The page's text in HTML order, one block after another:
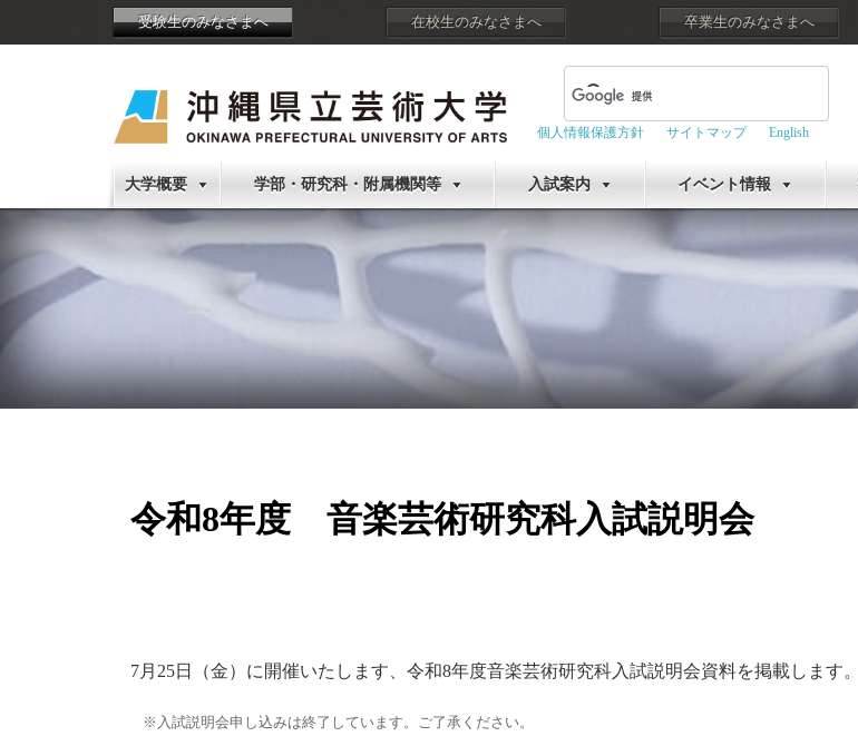
受験生のみなさまへ 在校生のみなさまへ 卒業生のみなさまへ
個人情報保護方針 サイトマップ English
大学概要 学部・研究科・附属機関等 入試案内 イベント情報
令和8年度 音楽芸術研究科入試説明会
7月25日（金）に開催いたします、令和8年度音楽芸術研究科入試説明会資料を掲載します。
入試説明会申し込みは終了しています。ご了承ください。